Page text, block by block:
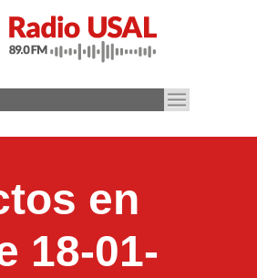
en
18-01-